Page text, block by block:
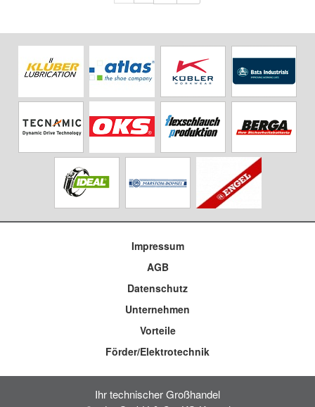
Impressum
AGB
Datenschutz
Unternehmen
Vorteile
Förder/Elektrotechnik
Ihr technischer Großhandel